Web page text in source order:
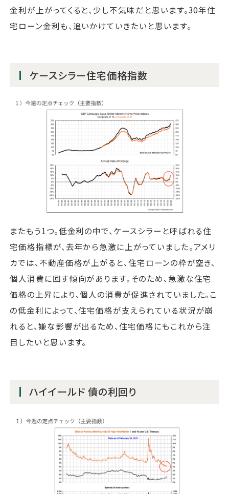
金利が上がってくると、少し不気味だと思います。30年住
宅ローン金利も、追いかけていきたいと思います。
ケースシラー住宅価格指数
またもう1つ。低金利の中で、ケースシラーと呼ばれる住
宅価格指標が、去年から急激に上がっていました。アメリ
カでは、不動産価格が上がると、住宅ローンの枠が空き、
個人消費に回す傾向があります。そのため、急激な住宅
価格の上昇により、個人の消費が促進されていました。こ
の低金利によって、住宅価格が支えられている状況が崩
れると、嫌な影響が出るため、住宅価格にもこれから注
目したいと思います。
ハイイールド 債の利回り